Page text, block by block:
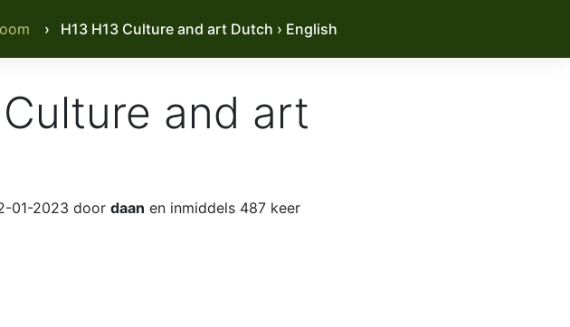
› H13 H13 Culture and art Dutch › English
and art
01-2023 door daan en inmiddels 487 keer